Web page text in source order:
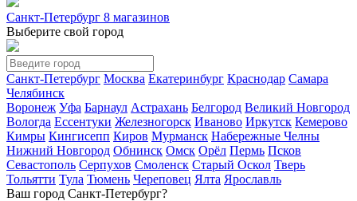
Санкт-Петербург 8 магазинов
Выберите свой город
Санкт-Петербург Москва Екатеринбург Краснодар Самара
Челябинск
Воронеж Уфа Барнаул Астрахань Белгород Великий Новгород
Вологда Ессентуки Железногорск Иваново Иркутск Кемерово
Кимры Кингисепп Киров Мурманск Набережные Челны
Нижний Новгород Обнинск Омск Орёл Пермь Псков
Севастополь Серпухов Смоленск Старый Оскол Тверь
Тольятти Тула Тюмень Череповец Ялта Ярославль
Ваш город Санкт-Петербург?